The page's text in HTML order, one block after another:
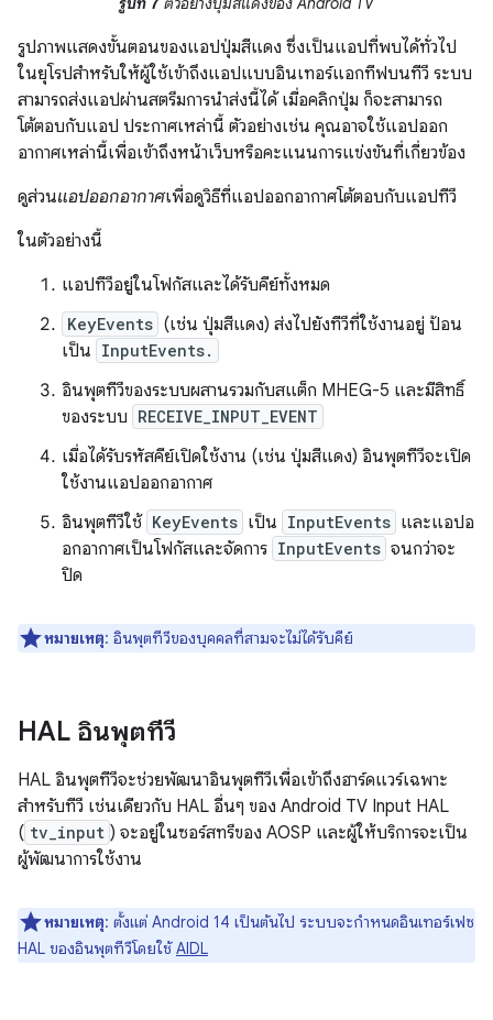
รูปภาพแสดงขั้นตอนของแอปปุ่มสีแดง ซึ่งเป็นแอปที่พบได้ทั่วไป
ในยุโรปสำหรับให้ผู้ใช้เข้าถึงแอปแบบอินเทอร์แอกทีฟบนทีวี ระบบ
สามารถส่งแอปผ่านสตรีมการนำส่งนี้ได้ เมื่อคลิกปุ่ม ก็จะสามารถ
โต้ตอบกับแอป ประกาศเหล่านี้ ตัวอย่างเช่น คุณอาจใช้แอปออก
อากาศเหล่านี้เพื่อเข้าถึงหน้าเว็บหรือคะแนนการแข่งขันที่เกี่ยวข้อง
ดูส่วนแอปออกอากาศเพื่อดูวิธีที่แอปออกอากาศโต้ตอบกับแอปทีวี
ในตัวอย่างนี้
แอปทีวีอยู่ในโฟกัสและได้รับคีย์ทั้งหมด
KeyEvents (เช่น ปุ่มสีแดง) ส่งไปยังทีวีที่ใช้งานอยู่ ป้อน
เป็น InputEvents.
อินพุตทีวีของระบบผสานรวมกับสแต็ก MHEG-5 และมีสิทธิ์
ของระบบ RECEIVE_INPUT_EVENT
เมื่อได้รับรหัสคีย์เปิดใช้งาน (เช่น ปุ่มสีแดง) อินพุตทีวีจะเปิด
ใช้งานแอปออกอากาศ
อินพุตทีวีใช้ KeyEvents เป็น InputEvents และแอปอ
อกอากาศเป็นโฟกัสและจัดการ InputEvents จนกว่าจะ
ปิด
หมายเหตุ: อินพุตทีวีของบุคคลที่สามจะไม่ได้รับคีย์
HAL อินพุตทีวี
HAL อินพุตทีวีจะช่วยพัฒนาอินพุตทีวีเพื่อเข้าถึงฮาร์ดแวร์เฉพาะ
สำหรับทีวี เช่นเดียวกับ HAL อื่นๆ ของ Android TV Input HAL
( tv_input ) จะอยู่ในซอร์สทรีของ AOSP และผู้ให้บริการจะเป็น
ผู้พัฒนาการใช้งาน
หมายเหตุ: ตั้งแต่ Android 14 เป็นต้นไป ระบบจะกำหนดอินเทอร์เฟซ
HAL ของอินพุตทีวีโดยใช้AIDL